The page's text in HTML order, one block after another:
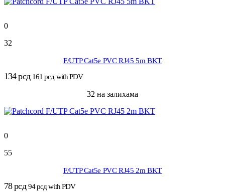
0
32
F/UTP Cat5e PVC RJ45 5m BKT
134рсд 161рсдwith PDV
32 на залихама
0
55
F/UTP Cat5e PVC RJ45 2m BKT
78рсд 94рсдwith PDV